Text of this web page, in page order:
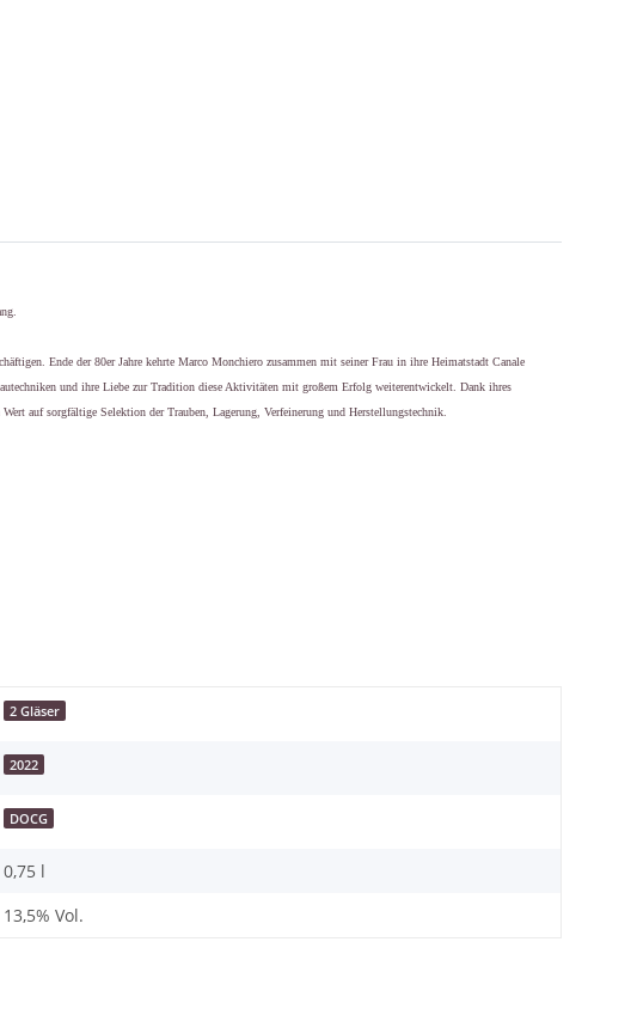
Ende der 80er Jahre kehrte Marco Monchiero zusammen mit seiner Frau in ihre Heimatstadt Canale
und ihre Liebe zur Tradition diese Aktivitäten mit großem Erfolg weiterentwickelt. Dank ihres
auf sorgfältige Selektion der Trauben, Lagerung, Verfeinerung und Herstellungstechnik.
2 Gläser
2022
DOCG
0,75 l
13,5% Vol.